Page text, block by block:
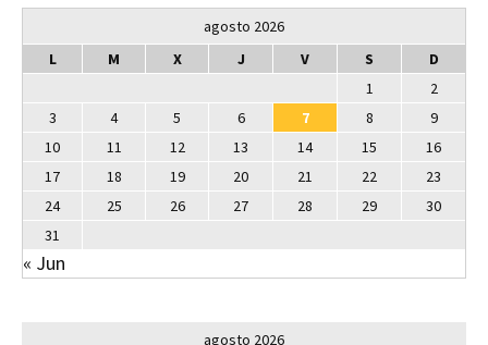
agosto 2026
L
M X J V S
D
1
2
3
4 5 6 7 8
9
10
11 12 13 14 15
16
17
18 19 20 21 22
23
24
25 26 27 28 29
30
31
« Jun
agosto 2026